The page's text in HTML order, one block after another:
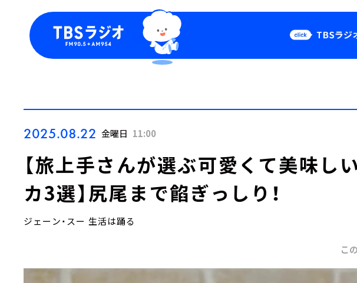
Podcast
2025.08.22 金曜日 11:00
【旅上手さんが選ぶ可愛くて美味し
カ3選】尻尾まで餡ぎっしり！
ジェーン・スー 生活は踊る
こ